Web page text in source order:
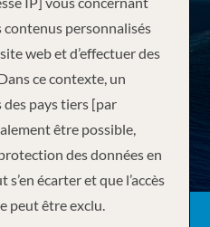
RETOUR
contenus personnalisés
web et d’effectuer des
ce contexte, un
pays tiers [par
être possible,
des données en
s’en écarter et que l’accès
peut être exclu.